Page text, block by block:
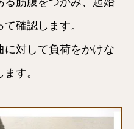
確認します。
に対して負荷をかけな
す。